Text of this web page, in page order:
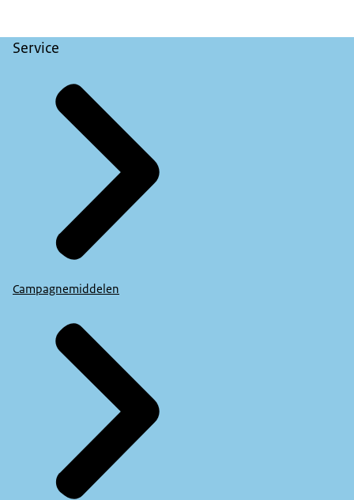
Service
Campagnemiddelen